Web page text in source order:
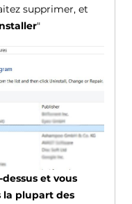
supprimer, et
"
et vous
la plupart des